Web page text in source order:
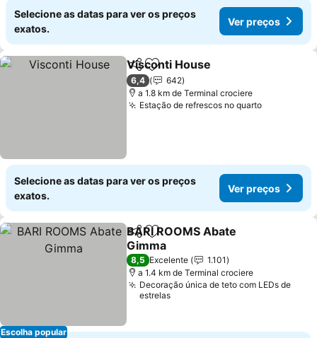
Selecione as datas para ver os preços
exatos.
Ver preços
PartilharAdicionar aos favoritos
Visconti House
6,4
642
a 1.8 km de Terminal crociere
Estação de refrescos no quartoVer
Selecione as datas para ver os preços
exatos.
Ver preços
Escolha popular
PartilharAdicionar aos favoritos
BARI ROOMS Abate
Gimma
Ver preços
8,5 Excelente
1.101
a 1.4 km de Terminal crociere
Decoração única de teto com LEDs de
estrelas